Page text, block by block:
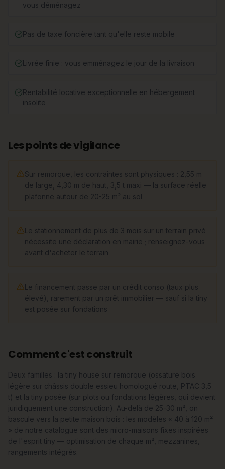
vous déménagez
Pas de taxe foncière tant qu'elle reste mobile
Livrée finie : vous emménagez le jour de la livraison
Rentabilité locative exceptionnelle en hébergement
insolite
Les points de vigilance
Sur remorque, les contraintes sont physiques : 2,55 m
de large, 4,30 m de haut, 3,5 t maxi — la surface réelle
plafonne autour de 20-25 m² au sol
Le stationnement de plus de 3 mois sur un terrain privé
nécessite une déclaration en mairie ; renseignez-vous
avant d'acheter le terrain
Le financement passe par un crédit conso (taux plus
élevé), rarement par un prêt immobilier — sauf si la tiny
est posée sur fondations
Comment c'est construit
Deux familles : la tiny house sur remorque (ossature bois
légère sur châssis double essieu homologué route, PTAC 3,5
t) et la tiny posée (sur plots ou fondations légères, qui devient
juridiquement une construction). Au-delà de 25-30 m², on
bascule vers la petite maison bois : les modèles « 40 à 120 m²
» de notre catalogue sont des micro-maisons fixes inspirées
de l'esprit tiny — optimisation de chaque m², mezzanines,
rangements intégrés.